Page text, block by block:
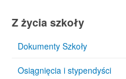
Z życia szkoły
Dokumenty Szkoły
Osiągnięcia i stypendyści